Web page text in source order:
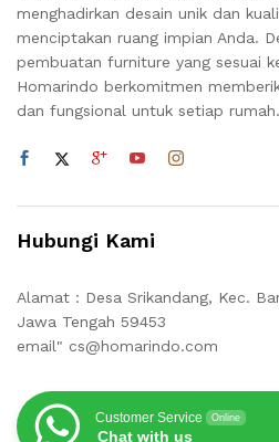
menghadirkan desain unik dan
menciptakan ruang impian Anda.
pembuatan furniture yang sesuai
Homarindo berkomitmen
dan fungsional untuk setiap rumah.
Hubungi Kami
Alamat : Desa Srikandang, Kec.
Jawa Tengah 59453
email" cs@homarindo.com
Customer Service Online
Chat with us